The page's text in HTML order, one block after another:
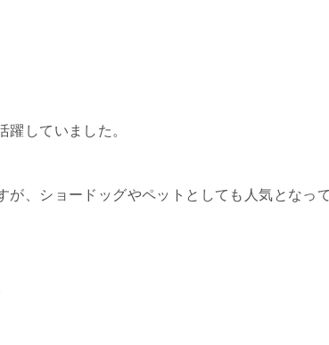
していました。
、ショードッグやペットとしても人気となっ